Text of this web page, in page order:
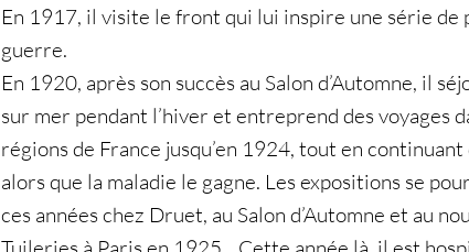
En 1917, il visite le front qui lui inspire une série de
guerre.
En 1920, après son succès au Salon d’Automne, il
sur mer pendant l’hiver et entreprend des voyages
régions de France jusqu’en 1924, tout en
alors que la maladie le gagne. Les expositions se
ces années chez Druet, au Salon d’Automne et au